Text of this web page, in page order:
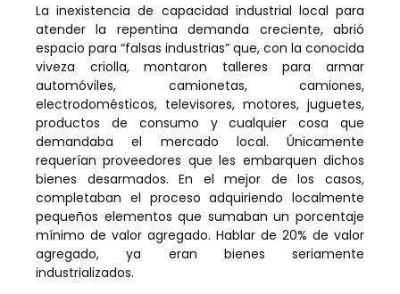
La inexistencia de capacidad industrial local para
atender la repentina demanda creciente, abrió
espacio para “falsas industrias” que, con la conocida
viveza criolla, montaron talleres para armar
automóviles, camionetas, camiones,
electrodomésticos, televisores, motores, juguetes,
productos de consumo y cualquier cosa que
demandaba el mercado local. Únicamente
requerían proveedores que les embarquen dichos
bienes desarmados. En el mejor de los casos,
completaban el proceso adquiriendo localmente
pequeños elementos que sumaban un porcentaje
mínimo de valor agregado. Hablar de 20% de valor
agregado, ya eran bienes seriamente
industrializados.